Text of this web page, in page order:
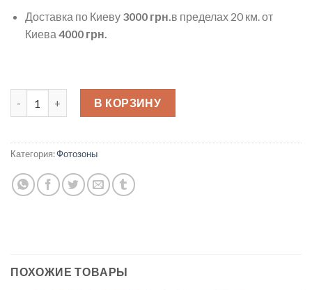
Доставка по Киеву 3000 грн.в пределах 20 км. от
Киева 4000 грн.
Количество товара Зона "Welcome"
В КОРЗИНУ
Категория:Фотозоны
ПОХОЖИЕ ТОВАРЫ